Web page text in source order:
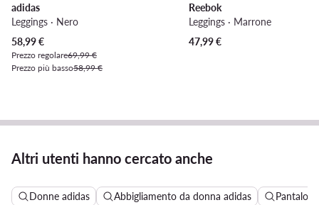
adidas
Leggings · Nero
Prezzo attuale
58,99€
Prezzo regolare69,99 €
Prezzo più basso58,99 €
Reebok
Leggings · Marrone
47,99€
Altri utenti hanno cercato anche
Donne adidas Abbigliamento da donna adidas